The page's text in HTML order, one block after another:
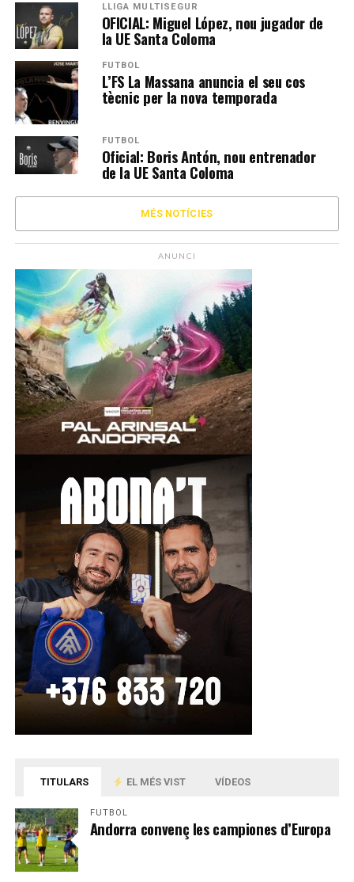
LLIGA MULTISEGUR
OFICIAL: Miguel López, nou jugador de
la UE Santa Coloma
FUTBOL
L’FS La Massana anuncia el seu cos
tècnic per la nova temporada
FUTBOL
Oficial: Boris Antón, nou entrenador
de la UE Santa Coloma
MÉS NOTÍCIES
ANUNCI
TITULARS EL MÉS VIST VÍDEOS
FUTBOL
Andorra convenç les campiones d’Europa